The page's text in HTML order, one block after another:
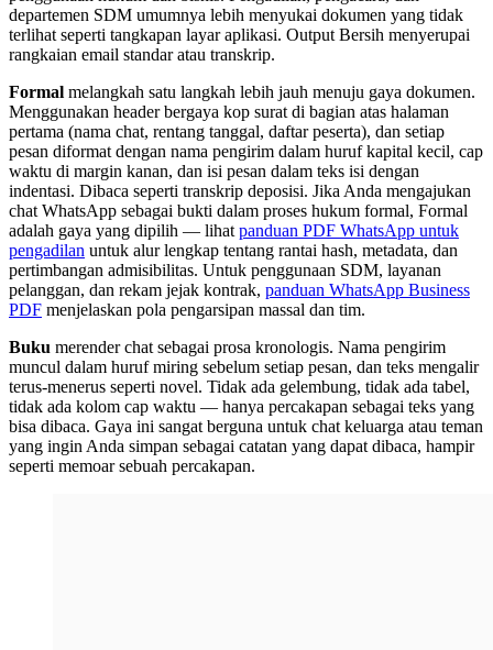
departemen SDM umumnya lebih menyukai dokumen yang tidak
terlihat seperti tangkapan layar aplikasi. Output Bersih menyerupai
rangkaian email standar atau transkrip.
Formal melangkah satu langkah lebih jauh menuju gaya dokumen.
Menggunakan header bergaya kop surat di bagian atas halaman
pertama (nama chat, rentang tanggal, daftar peserta), dan setiap
pesan diformat dengan nama pengirim dalam huruf kapital kecil, cap
waktu di margin kanan, dan isi pesan dalam teks isi dengan
indentasi. Dibaca seperti transkrip deposisi. Jika Anda mengajukan
chat WhatsApp sebagai bukti dalam proses hukum formal, Formal
adalah gaya yang dipilih — lihat panduan PDF WhatsApp untuk
pengadilan untuk alur lengkap tentang rantai hash, metadata, dan
pertimbangan admisibilitas. Untuk penggunaan SDM, layanan
pelanggan, dan rekam jejak kontrak, panduan WhatsApp Business
PDF menjelaskan pola pengarsipan massal dan tim.
Buku merender chat sebagai prosa kronologis. Nama pengirim
muncul dalam huruf miring sebelum setiap pesan, dan teks mengalir
terus-menerus seperti novel. Tidak ada gelembung, tidak ada tabel,
tidak ada kolom cap waktu — hanya percakapan sebagai teks yang
bisa dibaca. Gaya ini sangat berguna untuk chat keluarga atau teman
yang ingin Anda simpan sebagai catatan yang dapat dibaca, hampir
seperti memoar sebuah percakapan.